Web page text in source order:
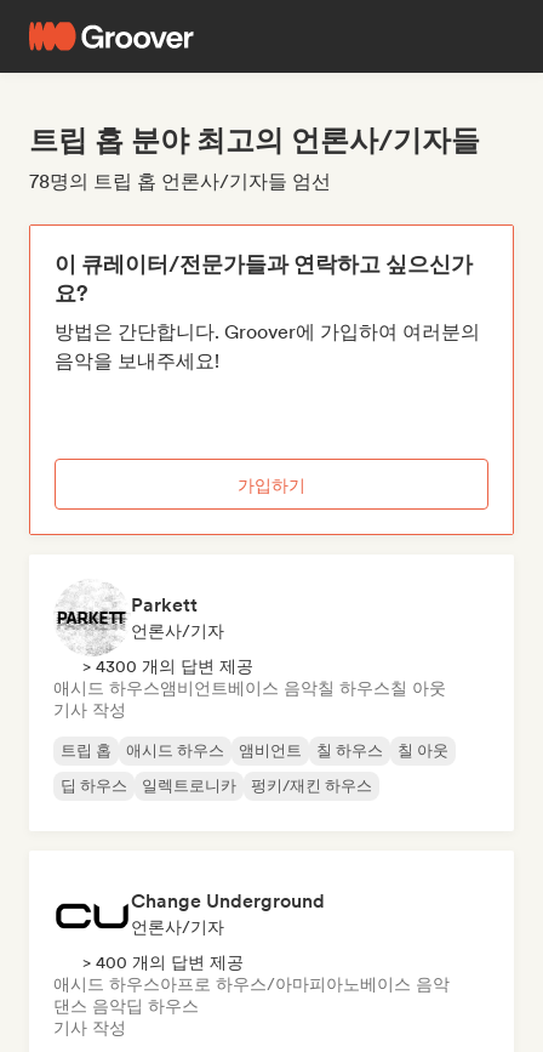
트립 홉 분야 최고의 언론사/기자들
78명의 트립 홉 언론사/기자들 엄선
이 큐레이터/전문가들과 연락하고 싶으신가
요?
방법은 간단합니다. Groover에 가입하여 여러분의
음악을 보내주세요!
가입하기
Parkett
언론사/기자
> 4300 개의 답변 제공
애시드 하우스앰비언트베이스 음악칠 하우스칠 아웃
기사 작성
트립 홉 애시드 하우스 앰비언트 칠 하우스
칠 아웃
딥 하우스
일렉트로니카 펑키/재킨 하우스
Change Underground
언론사/기자
> 400 개의 답변 제공
애시드 하우스아프로 하우스/아마피아노베이스 음악
댄스 음악딥 하우스
기사 작성